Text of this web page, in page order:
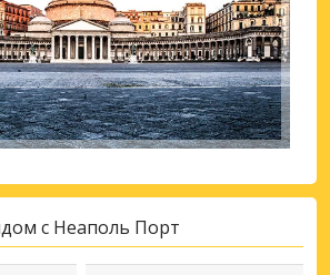
с Неаполь Порт